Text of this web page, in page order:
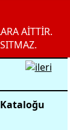
AİTTİR.